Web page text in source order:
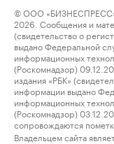
© ООО
2026. Сообщения и
(свидетельство о
выдано Федеральной
информационных
(Роскомнадзор)
издания «РБК»
информации выдано
информационных
(Роскомнадзор)
сопровождаются
Владельцем сайта